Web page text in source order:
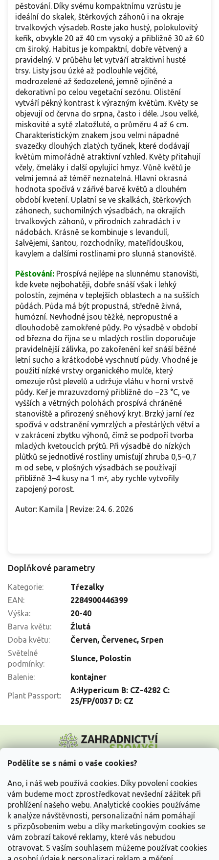
Podělíte se s námi o vaše cookies?
Ano, i náš web používá cookies. Díky povolení cookies
vám budeme moct zprostředkovat nevšední zážitek při
prohlížení našeho webu. Analytické cookies používáme
k analýze návštěvnosti, personalizační nám pomáhají
s přizpůsobením webu a díky marketingovým cookies se
vám zobrazí takové reklamy, které vás nebudou
otravovat. S vaším souhlasem můžeme používat cookies
pěstování. Díky svému kompaktnímu vzrůstu je
ideální do skalek, štěrkových záhonů i na okraje
trvalkových výsadeb. Roste jako hustý, polokulovitý
keřík, obvykle 20 až 40 cm vysoký a přibližně 30 až 60
cm široký. Habitus je kompaktní, dobře větvený a
pravidelný. V průběhu let vytváří atraktivní husté
trsy. Listy jsou úzké až podlouhle vejčité,
modrozelené až šedozelené, jemně ojíněné a
dekorativní po celou vegetační sezónu. Olistění
vytváří pěkný kontrast k výrazným květům. Květy se
objevují od června do srpna, často i déle. Jsou velké,
miskovité a sytě zlatožluté, o průměru 4 až 6 cm.
Charakteristickým znakem jsou velmi nápadné
svazečky dlouhých zlatých tyčinek, které dodávají
květům mimořádně atraktivní vzhled. Květy přitahují
včely, čmeláky i další opylující hmyz. Vůně květů je
velmi jemná až téměř neznatelná. Hlavní okrasná
hodnota spočívá v zářivé barvě květů a dlouhém
období kvetení. Uplatní se ve skalkách, štěrkových
záhonech, suchomilných výsadbách, na okrajích
trvalkových záhonů, v přírodních zahradách i v
nádobách. Krásně se kombinuje s levandulí,
šalvějemi, šantou, rozchodníky, mateřídouškou,
kavylem a dalšími rostlinami pro slunná stanoviště.
Pěstování: Prospívá nejlépe na slunnému stanovišti,
kde kvete nejbohatěji, dobře snáší však i lehký
polostín, zejména v teplejších oblastech a na sušších
půdách. Půda má být propustná, středně živná,
humózní. Nevhodné jsou těžké, nepropustné a
dlouhodobě zamokřené půdy. Po výsadbě v období
od března do října se u mladých rostlin doporučuje
pravidelnější zálivka, po zakořenění keř snáší běžné
letní sucho a krátkodobé vyschnutí půdy. Vhodné je
použití nízké vrstvy organického mulče, který
omezuje růst plevelů a udržuje vláhu v horní vrstvě
půdy. Keř je mrazuvzdorný přibližně do −23 °C, ve
vyšších a větrných polohách prospívá chráněné
stanoviště a přirozený sněhový kryt. Brzký jarní řez
spočívá v odstranění vymrzlých a přestárlých větví a
v zakrácení zbytku výhonů, čímž se podpoří tvorba
mladých kvetoucích prýtů. Při výsadbě do nízkých
plůtků se jednotlivé rostliny umisťují zhruba 0,5–0,7
m od sebe, v plošných výsadbách se používají
přibližně 3–4 kusy na 1 m², aby rychle vytvořily
zapojený porost.
Autor: Kamila | Revize: 24. 6. 2026
Doplňkové parametry
Kategorie:
Třezalky
EAN:
2284900446399
Výška:
20-40
Barva květu:
Žlutá
Doba květu: Červen, Červenec, Srpen
Světelné
podmínky:
Slunce, Polostín
Balenie: kontajner
Plant Passport:
A:Hypericum B: CZ-4282 C:
25/FP/0037 D: CZ
p
Vše o nákupu
Informace pro Vás
Kontakujte nás